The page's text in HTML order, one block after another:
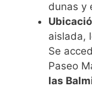
dunas y
aislada,
Se
Paseo
las